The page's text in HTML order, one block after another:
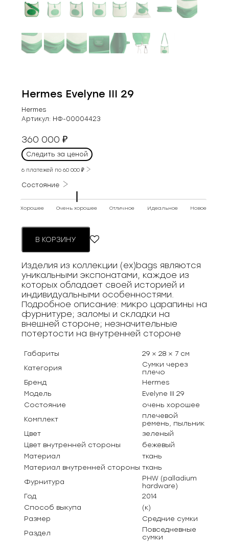
Hermes Evelyne III 29
Hermes
Артикул: НФ-00004423
360 000₽
Следить за ценой
6 платежей по60 000₽
Состояние
Хорошее Очень хорошее Отличное Идеальное Новое
В КОРЗИНУ
Изделия из коллекции (ex)bags являются
уникальными экспонатами, каждое из
которых обладает своей историей и
индивидуальными особенностями.
Подробное описание: микро царапины на
фурнитуре; заломы и складки на
внешней стороне; незначительные
потертости на внутренней стороне
Габариты
29 × 28 × 7 см
Категория
Сумки через
плечо
Бренд
Hermes
Модель
Evelyne III 29
Состояние
очень хорошее
Комплект
плечевой
ремень, пыльник
Цвет
зеленый
Цвет внутренней стороны
бежевый
Материал
ткань
Материал внутренней стороны ткань
Фурнитура
PHW (palladium
hardware)
Год
2014
Способ выкупа
(к)
Размер
Средние сумки
Раздел
Повседневные
сумки